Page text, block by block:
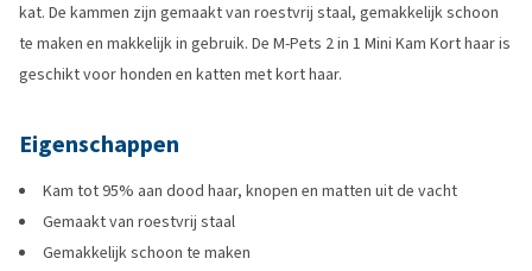
kat. De kammen zijn gemaakt van roestvrij staal, gemakkelijk schoon
te maken en makkelijk in gebruik. De M-Pets 2 in 1 Mini Kam Kort haar is
geschikt voor honden en katten met kort haar.
Eigenschappen
Kam tot 95% aan dood haar, knopen en matten uit de vacht
Gemaakt van roestvrij staal
Gemakkelijk schoon te maken